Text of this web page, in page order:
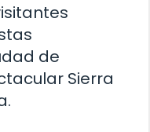
de
Sierra